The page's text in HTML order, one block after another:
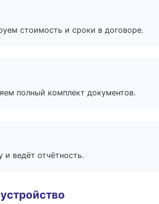
стоимость и сроки в договоре.
полный комплект документов.
ведёт отчётность.